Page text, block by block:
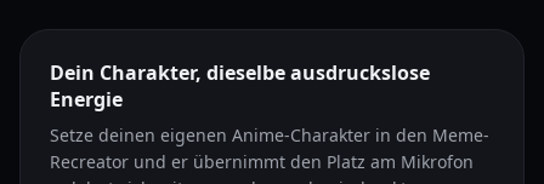
Dein Charakter, dieselbe ausdruckslose
Energie
Setze deinen eigenen Anime-Charakter in den Meme-
Recreator und er übernimmt den Platz am Mikrofon